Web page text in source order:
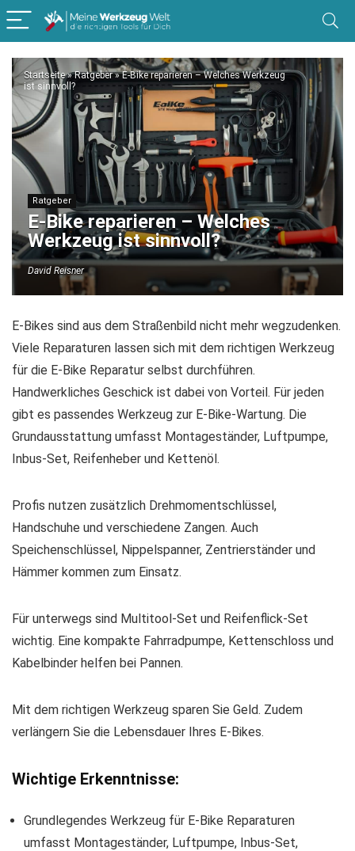
Startseite»Ratgeber»E-Bike reparieren – Welches Werkzeug
ist sinnvoll?
Ratgeber
E-Bike reparieren – Welches
Werkzeug ist sinnvoll?
David Reisner
E-Bikes sind aus dem Straßenbild nicht mehr wegzudenken.
Viele Reparaturen lassen sich mit dem richtigen Werkzeug
für die E-Bike Reparatur selbst durchführen.
Handwerkliches Geschick ist dabei von Vorteil. Für jeden
gibt es passendes Werkzeug zur E-Bike-Wartung. Die
Grundausstattung umfasst Montageständer, Luftpumpe,
Inbus-Set, Reifenheber und Kettenöl.
Profis nutzen zusätzlich Drehmomentschlüssel,
Handschuhe und verschiedene Zangen. Auch
Speichenschlüssel, Nippelspanner, Zentrierständer und
Hämmer kommen zum Einsatz.
Für unterwegs sind Multitool-Set und Reifenflick-Set
wichtig. Eine kompakte Fahrradpumpe, Kettenschloss und
Kabelbinder helfen bei Pannen.
Mit dem richtigen Werkzeug sparen Sie Geld. Zudem
verlängern Sie die Lebensdauer Ihres E-Bikes.
Wichtige Erkenntnisse:
Grundlegendes Werkzeug für E-Bike Reparaturen
umfasst Montageständer, Luftpumpe, Inbus-Set,